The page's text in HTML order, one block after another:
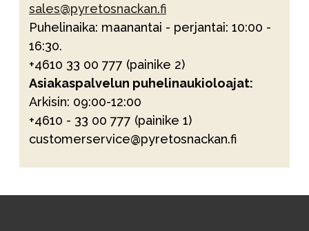
sales@pyretosnackan.fi
Puhelinaika: maanantai - perjantai: 10:00 -
16:30.
+4610 33 00 777 (painike 2)
Asiakaspalvelun puhelinaukioloajat:
Arkisin: 09:00-12:00
+4610 - 33 00 777 (painike 1)
customerservice@pyretosnackan.fi